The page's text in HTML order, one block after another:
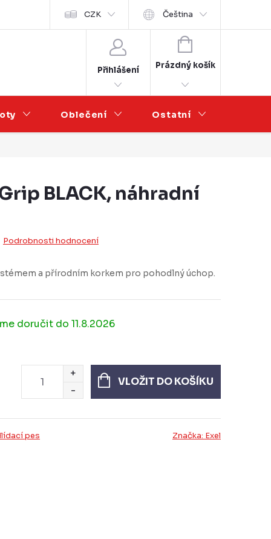
Velkoobchod CZK Čeština
Přihlášení
NÁKUPNÍ
KOŠÍK
Prázdný košík
Oblečení Ostatní
Grip BLACK, náhradní
Podrobnosti hodnocení
a přírodním korkem pro pohodlný úchop.
11.8.2026
VLOŽIT DO KOŠÍKU
pes Značka: Exel